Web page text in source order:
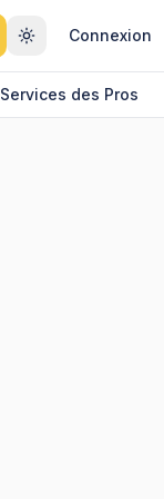
Connexion
Services des Pros